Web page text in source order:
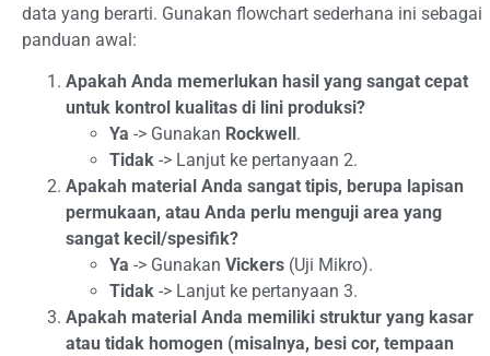
data yang berarti. Gunakan flowchart sederhana ini sebagai
panduan awal:
Apakah Anda memerlukan hasil yang sangat cepat
untuk kontrol kualitas di lini produksi?
Ya -> Gunakan Rockwell .
Tidak -> Lanjut ke pertanyaan 2.
Apakah material Anda sangat tipis, berupa lapisan
permukaan, atau Anda perlu menguji area yang
sangat kecil/spesifik?
Ya -> Gunakan Vickers (Uji Mikro).
Tidak -> Lanjut ke pertanyaan 3.
Apakah material Anda memiliki struktur yang kasar
atau tidak homogen (misalnya, besi cor, tempaan